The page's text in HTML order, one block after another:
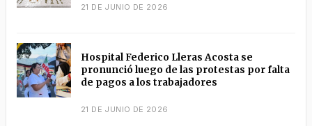
21 DE JUNIO DE 2026
Hospital Federico Lleras Acosta se
pronunció luego de las protestas por falta
de pagos a los trabajadores
21 DE JUNIO DE 2026